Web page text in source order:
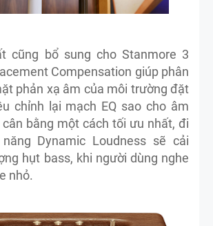
cũng bổ sung cho Stanmore 3
Compensation giúp phân
phản xạ âm của môi trường đặt
chỉnh lại mạch EQ sao cho âm
bằng một cách tối ưu nhất, đi
Dynamic Loudness sẽ cải
hụt bass, khi người dùng nghe
nhỏ.